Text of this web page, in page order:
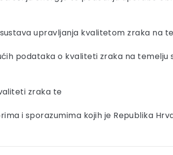
upravljanja kvalitetom zraka na
podataka o kvaliteti zraka na temelju
zraka te
i sporazumima kojih je Republika